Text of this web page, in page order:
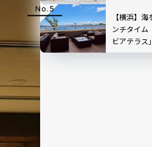
【横浜】
ンチタイム
ビアテラス